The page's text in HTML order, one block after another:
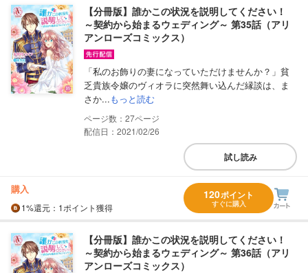
【分冊版】誰かこの状況を説明してください！
～契約から始まるウェディング～ 第35話（アリ
アンローズコミックス）
「私のお飾りの妻になっていただけませんか？」貧
乏貴族令嬢のヴィオラに突然舞い込んだ縁談は、ま
さか...もっと読む
27
配信日：2021/02/26
試し読み
購入
1%還元 ：1ポイント獲得
120ポイント
すぐに購入
【分冊版】誰かこの状況を説明してください！
～契約から始まるウェディング～ 第36話（アリ
アンローズコミックス）